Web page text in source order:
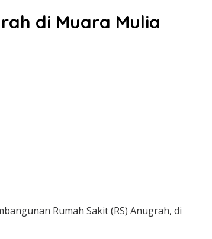
di Muara Mulia
Rumah Sakit (RS) Anugrah, di